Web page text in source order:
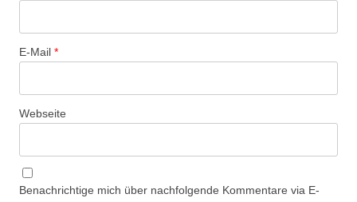
E-Mail *
Webseite
Benachrichtige mich über nachfolgende Kommentare via E-